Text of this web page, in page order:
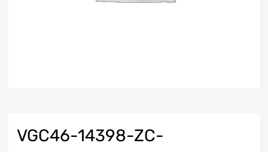
VGC46-14398-ZC-